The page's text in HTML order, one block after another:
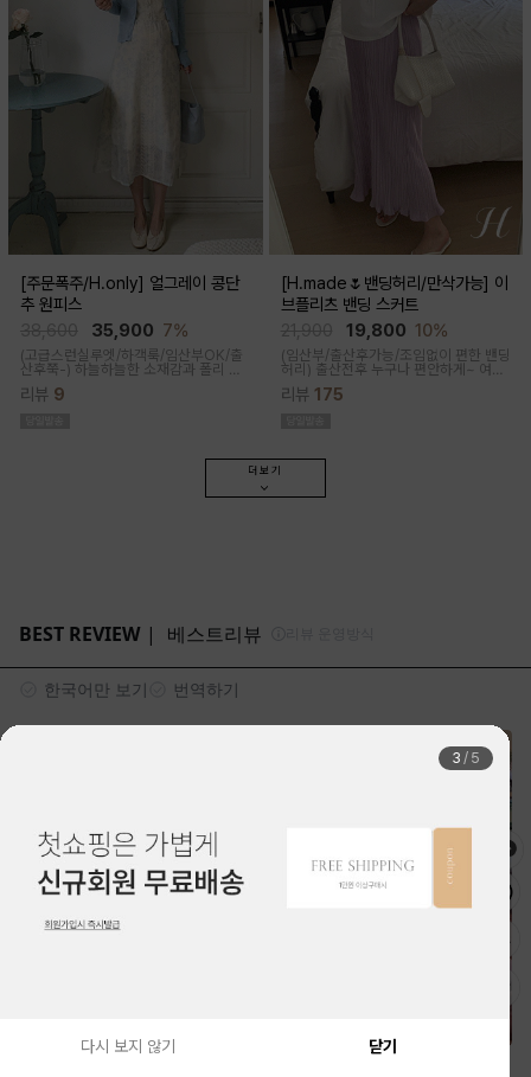
[주문폭주/H.only] 얼그레이 콩단
추 원피스
35,900 7%
(고급스런실루엣/하객룩/임산부OK/출
산후쭉-) 하늘하늘한 소재감과 폴리 원
단의 부드러운 터치감으로 걸을때마다
우아하고 A라인으로 롱하게 떨어지는
리뷰 9
[H.made🌷밴딩허리/만삭가능] 이
브플리츠 밴딩 스커트
19,800 10%
(임산부/출산후가능/조임없이 편한 밴딩
허리) 출산전후 누구나 편안하게~ 여성
스러운 라인, 피부에 닿는 촉감이 부드러
운 플리츠 스커트
리뷰 175
더보기
4 / 5
다시 보지 않기 닫기